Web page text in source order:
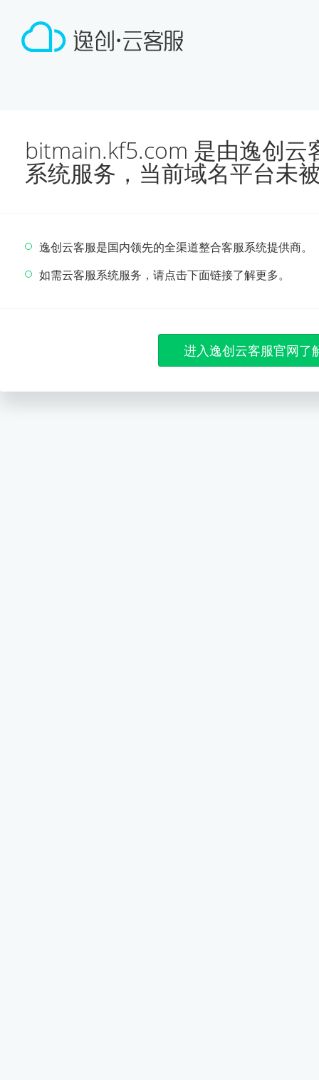
bitmain.kf5.com 是由逸创云
系统服务，当前域名平台未
逸创云客服是国内领先的全渠道整合客服系统提供商。
如需云客服系统服务，请点击下面链接了解更多。
进入逸创云客服官网了